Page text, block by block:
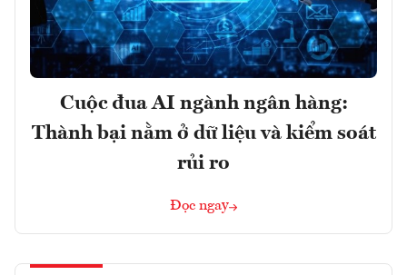
Cuộc đua AI ngành ngân hàng:
Thành bại nằm ở dữ liệu và kiểm soát
rủi ro
Đọc ngay